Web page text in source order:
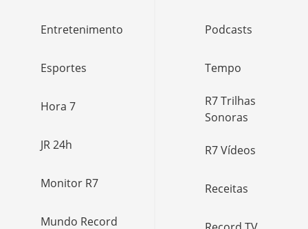
Entretenimento
Esportes
Hora 7
JR 24h
Monitor R7
Mundo Record
Podcasts
Tempo
R7 Trilhas
Sonoras
R7 Vídeos
Receitas